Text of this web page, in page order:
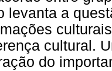
levanta a
cultural.
do